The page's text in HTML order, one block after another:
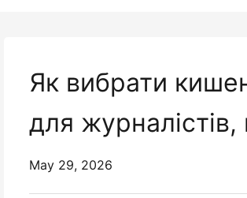
Як вибрати
для
May 29, 2026